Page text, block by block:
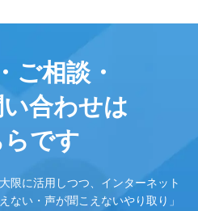
ご相談・
合わせは
らです
限に活用しつつ、インターネット
ない・声が聞こえないやり取り」